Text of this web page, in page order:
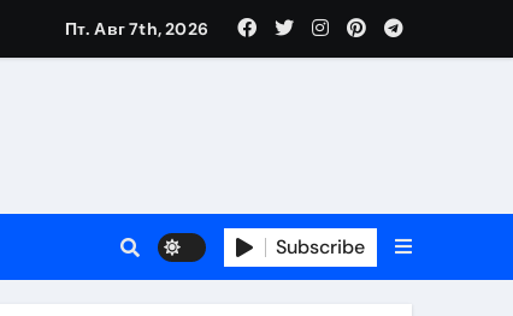
году
и советы по выбору
Пт. Авг 7th, 2026
Subscribe